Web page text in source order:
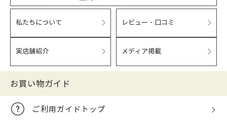
私たちについて レビュー・口コミ
実店舗紹介 メディア掲載
お買い物ガイド
ご利用ガイドトップ